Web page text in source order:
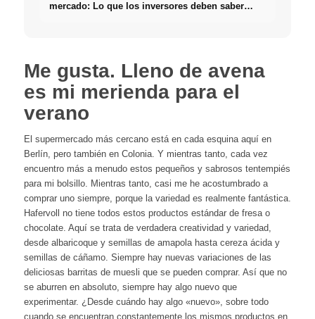
mercado: Lo que los inversores deben saber
Me gusta. Lleno de avena
es mi merienda para el
verano
El supermercado más cercano está en cada esquina aquí en
Berlín, pero también en Colonia. Y mientras tanto, cada vez
encuentro más a menudo estos pequeños y sabrosos tentempiés
para mi bolsillo. Mientras tanto, casi me he acostumbrado a
comprar uno siempre, porque la variedad es realmente fantástica.
Hafervoll no tiene todos estos productos estándar de fresa o
chocolate. Aquí se trata de verdadera creatividad y variedad,
desde albaricoque y semillas de amapola hasta cereza ácida y
semillas de cáñamo. Siempre hay nuevas variaciones de las
deliciosas barritas de muesli que se pueden comprar. Así que no
se aburren en absoluto, siempre hay algo nuevo que
experimentar. ¿Desde cuándo hay algo «nuevo», sobre todo
cuando se encuentran constantemente los mismos productos en